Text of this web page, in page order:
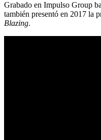
Grabado en Impulso Group
también presentó en 2017 la
Blazing.